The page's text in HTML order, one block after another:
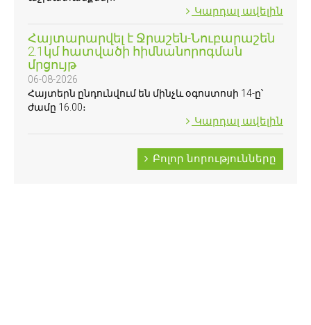
Կարդալ ավելին
Հայտարարվել է Ջրաշեն-Նուբարաշեն
2.1կմ հատվածի հիմնանորոգման
մրցույթ
06-08-2026
Հայտերն ընդունվում են մինչև օգոստոսի 14-ը՝
ժամը 16.00։
Կարդալ ավելին
Բոլոր նորությունները